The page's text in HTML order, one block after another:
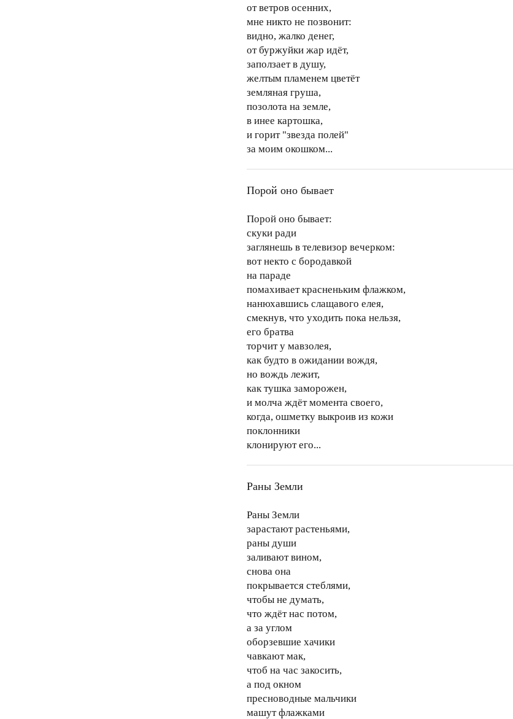
от ветров осенних,
мне никто не позвонит:
видно, жалко денег,
от буржуйки жар идёт,
заползает в душу,
желтым пламенем цветёт
земляная груша,
позолота на земле,
в инее картошка,
и горит "звезда полей"
за моим окошком...
Порой оно бывает
Порой оно бывает:
скуки ради
заглянешь в телевизор вечерком:
вот некто с бородавкой
на параде
помахивает красненьким флажком,
нанюхавшись слащавого елея,
смекнув, что уходить пока нельзя,
его братва
торчит у мавзолея,
как будто в ожидании вождя,
но вождь лежит,
как тушка заморожен,
и молча ждёт момента своего,
когда, ошметку выкроив из кожи
поклонники
клонируют его...
Раны Земли
Раны Земли
зарастают растеньями,
раны души
заливают вином,
снова она
покрывается стеблями,
чтобы не думать,
что ждёт нас потом,
а за углом
оборзевшие хачики
чавкают мак,
чтоб на час закосить,
а под окном
пресноводные мальчики
машут флажками